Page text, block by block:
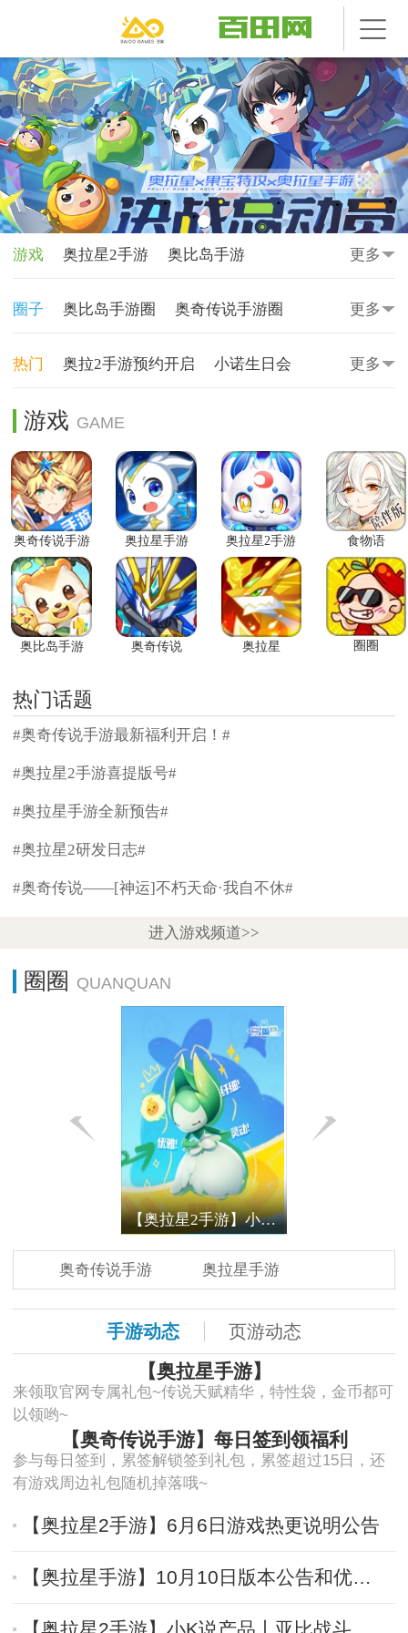
游戏 奥拉星2手游 奥比岛手游
奥奇传说手游 奥拉星手游
更多
圈子 奥比岛手游圈 奥奇传说手游圈
奥拉星圈 奥奇传说圈 奥比岛圈
更多
热门 奥拉2手游预约开启 小诺生日会
奥拉星手游-炽寒天凤
更多
游戏
奥奇传说手游 奥拉星手游 奥拉星2手游 食物语
奥比岛手游 奥奇传说 奥拉星 圈圈
热门话题
#奥奇传说手游最新福利开启！#
#奥拉星2手游喜提版号#
#奥拉星手游全新预告#
#奥拉星2研发日志#
#奥奇传说——[神运]不朽天命·我自不休#
进入游戏频道>>
圈圈
【奥拉星2手游】小亚比的大烦恼 丨摆摆草篇
奥奇传说手游 奥拉星手游
手游动态 页游动态
【奥拉星手游】
来领取官网专属礼包~传说天赋精华，特性袋，金币都可
以领哟~
【奥奇传说手游】每日签到领福利
参与每日签到，累签解锁签到礼包，累签超过15日，还
有游戏周边礼包随机掉落哦~
【奥拉星2手游】6月6日游戏热更说明公告
【奥拉星手游】10月10日版本公告和优化内容